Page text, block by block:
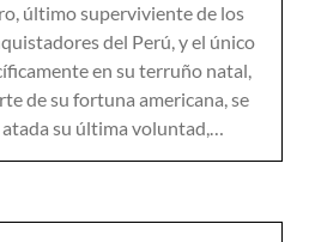
último superviviente de los
del Perú, y el único
en su terruño natal,
de su fortuna americana, se
su última voluntad,…